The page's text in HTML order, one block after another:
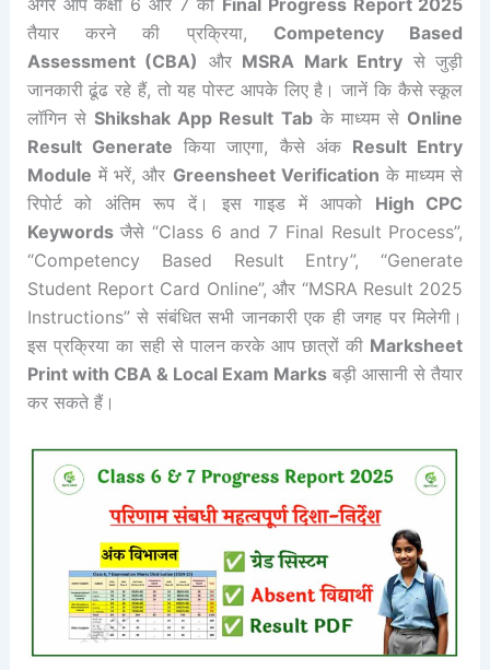
अगर आप कक्षा 6 और 7 की Final Progress Report 2025
तैयार करने की प्रक्रिया, Competency Based
Assessment (CBA) और MSRA Mark Entry से जुड़ी
जानकारी ढूंढ रहे हैं, तो यह पोस्ट आपके लिए है। जानें कि कैसे स्कूल
लॉगिन सेShikshak App Result Tabके माध्यम से Online
Result Generate किया जाएगा, कैसे अंक Result Entry
Module में भरें, और Greensheet Verification के माध्यम से
रिपोर्ट को अंतिम रूप दें। इस गाइड में आपको High CPC
Keywordsजैसे “Class 6 and 7 Final Result Process”,
“Competency Based Result Entry”, “Generate
Student Report Card Online”, और “MSRA Result 2025
Instructions” से संबंधित सभी जानकारी एक ही जगह पर मिलेगी।
इस प्रक्रिया का सही से पालन करके आप छात्रों की Marksheet
Print with CBA & Local Exam Marks बड़ी आसानी से तैयार
कर सकते हैं।